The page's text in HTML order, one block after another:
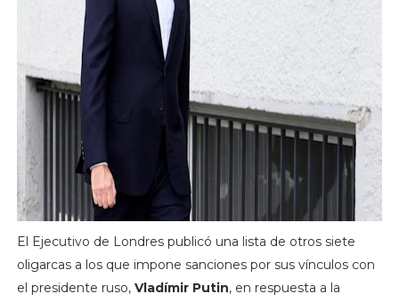
El Ejecutivo de Londres publicó una lista de otros siete
oligarcas a los que impone sanciones por sus vínculos con
el presidente ruso, Vladímir Putin, en respuesta a la